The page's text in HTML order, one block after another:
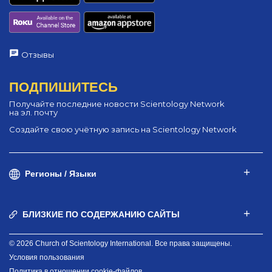
Отзывы
ПОДПИШИТЕСЬ
Получайте последние новости Scientology Network
на эл. почту
Создайте свою учётную запись на Scientology Network
Регионы / Языки
БЛИЗКИЕ ПО СОДЕРЖАНИЮ САЙТЫ
© 2026 Church of Scientology International. Все права защищены.
Условия пользования